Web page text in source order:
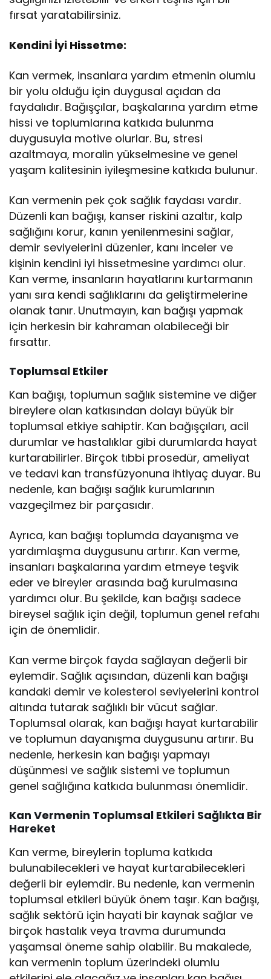
fırsat yaratabilirsiniz.
Kendini İyi Hissetme:
Kan vermek, insanlara yardım etmenin olumlu
bir yolu olduğu için duygusal açıdan da
faydalıdır. Bağışçılar, başkalarına yardım etme
hissi ve toplumlarına katkıda bulunma
duygusuyla motive olurlar. Bu, stresi
azaltmaya, moralin yükselmesine ve genel
yaşam kalitesinin iyileşmesine katkıda bulunur.
Kan vermenin pek çok sağlık faydası vardır.
Düzenli kan bağışı, kanser riskini azaltır, kalp
sağlığını korur, kanın yenilenmesini sağlar,
demir seviyelerini düzenler, kanı inceler ve
kişinin kendini iyi hissetmesine yardımcı olur.
Kan verme, insanların hayatlarını kurtarmanın
yanı sıra kendi sağlıklarını da geliştirmelerine
olanak tanır. Unutmayın, kan bağışı yapmak
için herkesin bir kahraman olabileceği bir
fırsattır.
Toplumsal Etkiler
Kan bağışı, toplumun sağlık sistemine ve diğer
bireylere olan katkısından dolayı büyük bir
toplumsal etkiye sahiptir. Kan bağışçıları, acil
durumlar ve hastalıklar gibi durumlarda hayat
kurtarabilirler. Birçok tıbbi prosedür, ameliyat
ve tedavi kan transfüzyonuna ihtiyaç duyar. Bu
nedenle, kan bağışı sağlık kurumlarının
vazgeçilmez bir parçasıdır.
Ayrıca, kan bağışı toplumda dayanışma ve
yardımlaşma duygusunu artırır. Kan verme,
insanları başkalarına yardım etmeye teşvik
eder ve bireyler arasında bağ kurulmasına
yardımcı olur. Bu şekilde, kan bağışı sadece
bireysel sağlık için değil, toplumun genel refahı
için de önemlidir.
Kan verme birçok fayda sağlayan değerli bir
eylemdir. Sağlık açısından, düzenli kan bağışı
kandaki demir ve kolesterol seviyelerini kontrol
altında tutarak sağlıklı bir vücut sağlar.
Toplumsal olarak, kan bağışı hayat kurtarabilir
ve toplumun dayanışma duygusunu artırır. Bu
nedenle, herkesin kan bağışı yapmayı
düşünmesi ve sağlık sistemi ve toplumun
genel sağlığına katkıda bulunması önemlidir.
Kan Vermenin Toplumsal Etkileri Sağlıkta Bir
Hareket
Kan verme, bireylerin topluma katkıda
bulunabilecekleri ve hayat kurtarabilecekleri
değerli bir eylemdir. Bu nedenle, kan vermenin
toplumsal etkileri büyük önem taşır. Kan bağışı,
sağlık sektörü için hayati bir kaynak sağlar ve
birçok hastalık veya travma durumunda
yaşamsal öneme sahip olabilir. Bu makalede,
kan vermenin toplum üzerindeki olumlu